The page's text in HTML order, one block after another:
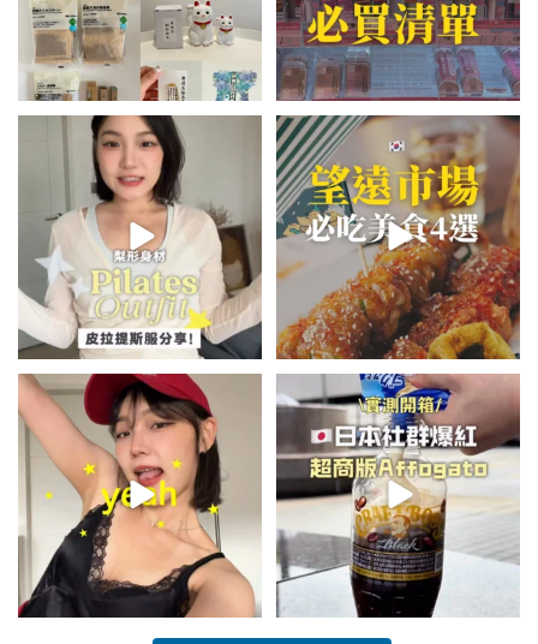
💭留言「美背」傳🔗給你！
🏷️#吉推韓國 🇰🇷
...
48 20
\🇰🇷韓國望遠市場4家必吃美食
😋/
💭留言「望遠市場」傳地址給你
348 59
summer outfit⋆.˚✮🎧✮˚.⋆
夏日穿搭最需要單品！...
755 43
\🇯🇵日本爆紅!超商版Affogato
🍨☕️/
🏷️#吉推日本🇯🇵...
118 26